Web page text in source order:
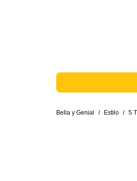
Bella y Genial / Estilo / 5